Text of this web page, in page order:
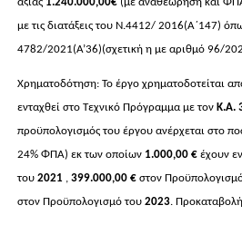
αξίας 1.240.000,00€ (με αναθεώρηση και
με τις διατάξεις του N.4412/ 2016(Α΄147)
4782/2021(Α’36)(σχετική η με αριθμό 96/
Χρηματοδότηση: Το έργο χρηματοδοτείται
ενταχθεί στο Τεχνικό Πρόγραμμα με τον Κ.Α.
προϋπολογισμός του έργου ανέρχεται στο
24% ΦΠΑ)εκ των οποίων 1.000,00 € έχουν
του2021 ,399.000,00 € στον
στον Προϋπολογισμό του2023.